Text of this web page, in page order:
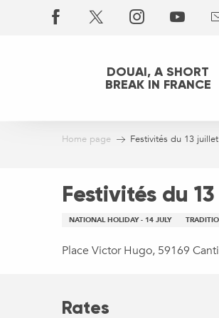
DOUAI, A SHORT
BREAK IN FRANCE
Home page Festivités du 13
Festivités du
NATIONAL HOLIDAY - 14 JULY
Place Victor Hugo, 59169
Rates